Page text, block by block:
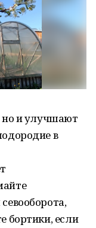
но и улучшают
в
бортики, если